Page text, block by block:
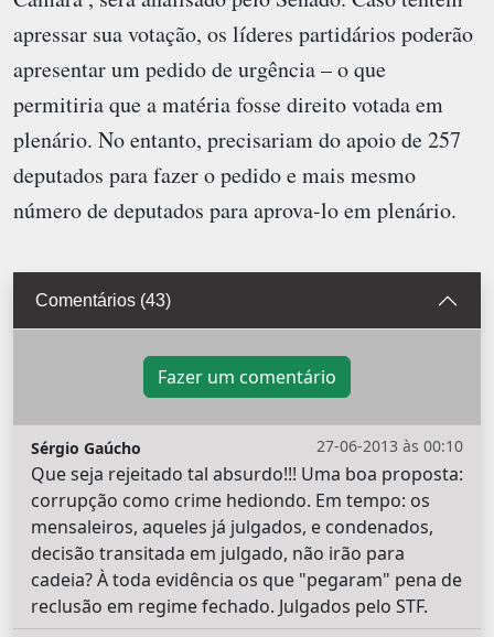
apressar sua votação, os líderes partidários poderão
apresentar um pedido de urgência – o que
permitiria que a matéria fosse direito votada em
plenário. No entanto, precisariam do apoio de 257
deputados para fazer o pedido e mais mesmo
número de deputados para aprova-lo em plenário.
Comentários (43)
Fazer um comentário
27-06-2013 às 00:10
Sérgio Gaúcho
Que seja rejeitado tal absurdo!!! Uma boa proposta:
corrupção como crime hediondo. Em tempo: os
mensaleiros, aqueles já julgados, e condenados,
decisão transitada em julgado, não irão para
cadeia? À toda evidência os que "pegaram" pena de
reclusão em regime fechado. Julgados pelo STF.